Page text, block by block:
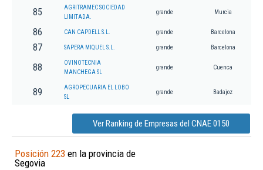
85
AGRITRAMEC SOCIEDAD
LIMITADA.
grande Murcia
86 CAN CAPDELL S.L. grande Barcelona
87 SAPERA MIQUEL S.L. grande Barcelona
88
OVINOTECNIA
MANCHEGA SL
grande Cuenca
89
AGROPECUARIA EL LOBO
SL
grande Badajoz
Ver Ranking de Empresas del CNAE 0150
Posición 223 en la provincia de
Segovia